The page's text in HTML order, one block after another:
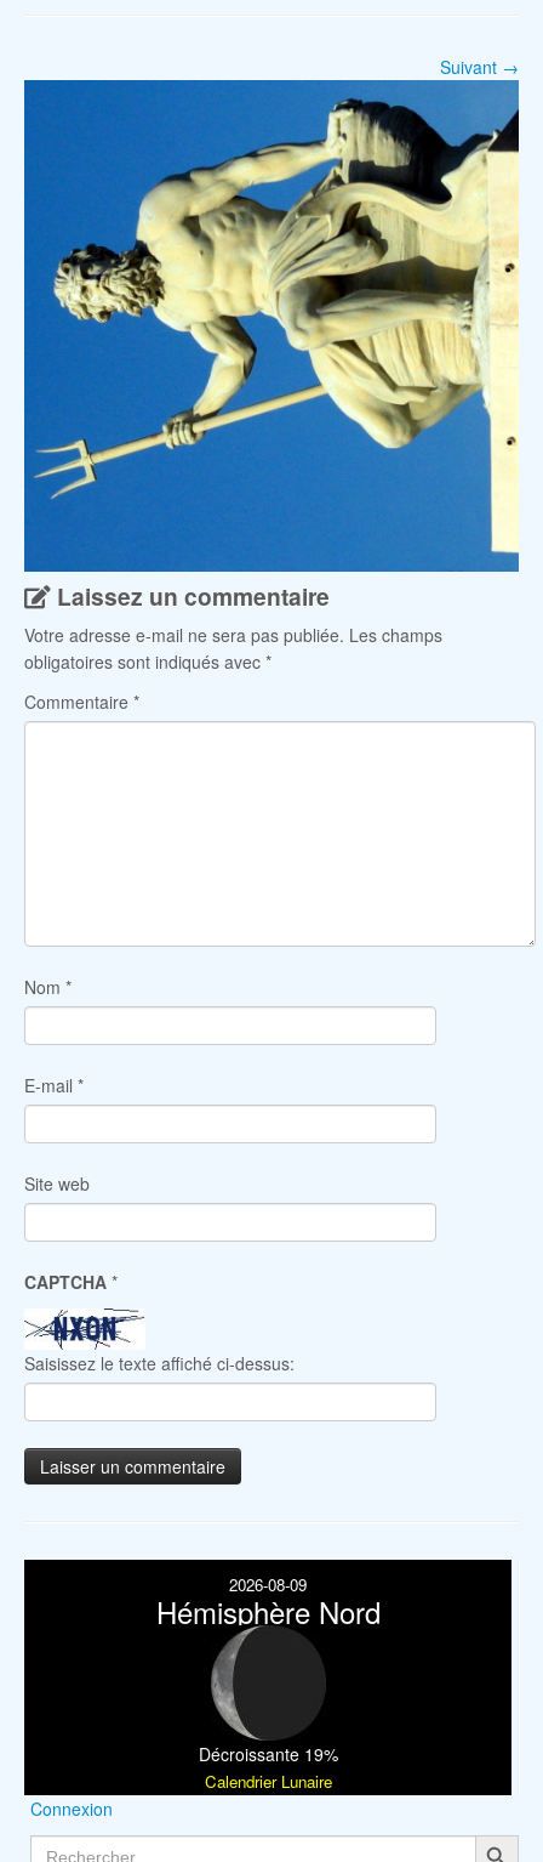
Suivant →
Laissez un commentaire
Votre adresse e-mail ne sera pas publiée. Les champs
obligatoires sont indiqués avec *
Commentaire *
Nom *
E-mail *
Site web
CAPTCHA *
Saisissez le texte affiché ci-dessus:
2026-08-09
Hémisphère Nord
Décroissante 19%
Calendrier Lunaire
Connexion
Search
Search Button